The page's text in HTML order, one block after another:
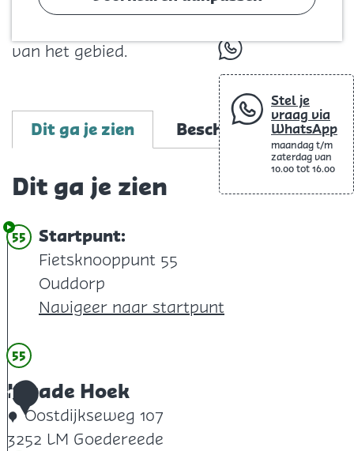
whatsapp
Stel je
vraag via
WhatsApp
maandag t/m
zaterdag van
10.00 tot 16.00
van het gebied.
Dit ga je zien Beschrijving
Dit ga je zien
55 Startpunt:
Fietsknooppunt 55
Ouddorp
Navigeer naar startpunt
55
1
Kwade Hoek
Oostdijkseweg 107
3252 LM Goedereede